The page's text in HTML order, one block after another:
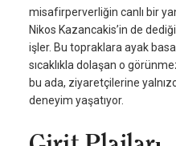
misafirperverliğin canlı bir
Nikos Kazancakis’in de
işler. Bu topraklara ayak
sıcaklıkla dolaşan o
bu ada, ziyaretçilerine
deneyim yaşatıyor.